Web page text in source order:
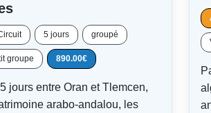
5 jours groupé
groupe 890.00€
jours entre Oran et Tlemcen,
arabo-andalou, les